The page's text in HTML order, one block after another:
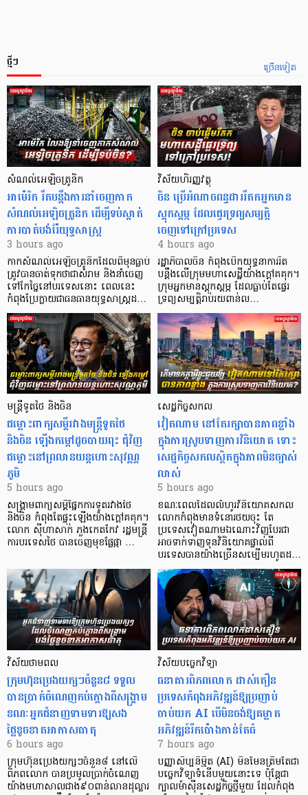
ច្រើនទៀត
ថ្មីៗ
សំណល់អេឡិចត្រូនិក
អាម៉េរិក រឹតបន្តឹងការនាំចេញកាក
សំណល់អេឡិចត្រូនិក ដើម្បីទប់ស្កាត់
ការបាត់បង់រ៉ែយុទ្ធសាស្ត្រ
3 hours ago
កាក​សំណល់​អេឡិច​ត្រូនិកដែល​ពីមុនធ្លាប់​
ត្រូវបានចាត់ទុកថាជាសំរាម និងនាំចេញ
ទៅកែច្នៃនៅបរទេស​នោះ ពេលនេះ
កំពុងប្រែក្លាយជាធនធានយុទ្ធសាស្ត្រដ…
វិស័យហិរញ្ញវត្ថុ
ចិន ប្រើ​អំណាចពន្ធដាររឹតកអ្នកមាន
ស្ដុកស្ដម្ភ ដែលផ្ទេរទ្រព្យសម្បត្តិ
ចេញទៅក្រៅប្រទេស
4 hours ago
រដ្ឋាភិបាលចិន កំពុងបើកយុទ្ធនាការរឹត
បន្តឹងលើក្រុមមហាសេដ្ឋី​យ៉ាង​ក្ដៅគគុក។
​ក្រុមអ្នកមានស្ដុកស្ដម្ភ ដែល​ធ្លាប់​តែផ្ទេរ
ទ្រព្យសម្បត្តិរាប់រយពាន់ល…
មន្ត្រីទូតថៃ និងចិន
ជម្លោះពាក្យសម្តីរវាងមន្ត្រីទូតថៃ
និងចិន ឡើងកម្ដៅដូចបាយពុះ ជុំវិញ
ជម្លោះនៅព្រលានយន្តហោះសុវណ្ណ
ភូមិ
5 hours ago
សង្គ្រាមពាក្យសម្តីផ្នែកការទូតរវាងថៃ
និងចិន កំពុងតែផ្ទុះឡើងយ៉ាងក្តៅគគុក។
លោក ស៊ីហាសាក់ ភួងកេតកែវ រដ្ឋមន្ត្រី
ការបរទេសថៃ បានចេញមុខផ្លែផ្កា …
សេដ្ឋកិច្ចសកល
វៀតណាម នៅតែរក្សាបានភាពខ្លាំង
ក្នុងការស្រូបទាញការវិនិយោគ​ ទោះ
សេដ្ឋកិច្ចសកលស្ថិតក្នុងភាពមិនច្បាស់
លាស់
5 hours ago
ខណៈពេលដែលលំហូរវិនិយោគសកល
លោកកំពុងមានទំនោរថយចុះ តែ
ប្រទេសវៀតណាមឯណោះវិញបែរជា
អាចទាក់ទាញទុនវិនិយោគផ្ទាល់ពី
បរទេសបានយ៉ាងច្រើនសម្បើមរហូតដ…
វិស័យថាមពល
ក្រុមហ៊ុនប្រេងយក្សៗចំនួន៨ ទទួល
បានប្រាក់ចំណេញកប់ក្តោងពីសង្គ្រាម
ខណៈអ្នកជំនាញទាមទារឱ្យសង
ថ្លៃខូចខាតអាកាសធាតុ
6 hours ago
ក្រុមហ៊ុនប្រេងយក្សៗចំនួន៨ នៅលើ
ពិភពលោក បានប្រមូលប្រាក់ចំណេញ
យ៉ាងមហាសាលជាង៩០ពាន់លានដុល្លារ
វិស័យបច្ចេកវិទ្យា
ធនាគារពិភពលោក ដាស់តឿន
ប្រទេសកំពុងអភិវឌ្ឍន៍ឱ្យប្រញាប់
ចាប់យក AI បើមិនចង់ឱ្យគម្លាត
អភិវឌ្ឍន៍រីកប៉ោងកាន់តែធំ
7 hours ago
បញ្ញាសិប្បនិម្មិត (AI) មិនមែនត្រឹមតែជា
បច្ចេកវិទ្យាទំនើបមួយនោះទេ ប៉ុន្តែជា
ក្បាលម៉ាស៊ីនសេដ្ឋកិច្ចថ្មីមួយ ដែលកំពុង